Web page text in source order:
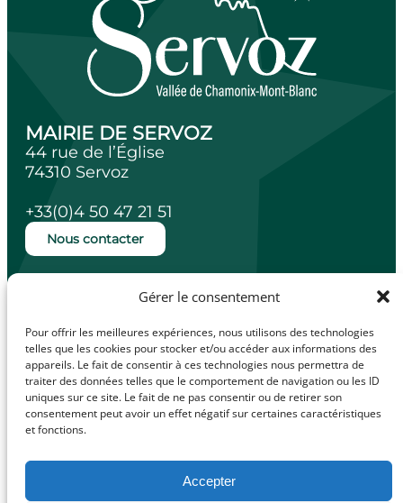
Gérer le consentement
Pour offrir les meilleures expériences, nous utilisons des technologies
telles que les cookies pour stocker et/ou accéder aux informations des
appareils. Le fait de consentir à ces technologies nous permettra de
traiter des données telles que le comportement de navigation ou les ID
uniques sur ce site. Le fait de ne pas consentir ou de retirer son
consentement peut avoir un effet négatif sur certaines caractéristiques
et fonctions.
Accepter
MAIRIE DE SERVOZ
44 rue de l’Église
74310 Servoz
+33(0)4 50 47 21 51
Nous contacter
Lundi, mardi, jeudi et vendredi de 14h à
Mercredi de 10h à 12h.
facebook